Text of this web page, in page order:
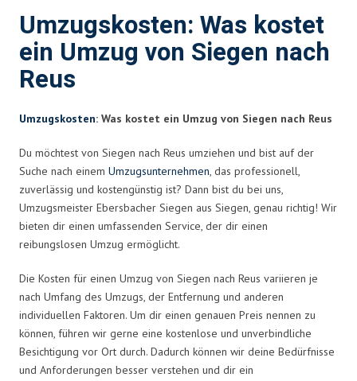
Umzugskosten: Was kostet
ein Umzug von Siegen nach
Reus
Umzugskosten: Was kostet ein Umzug von Siegen nach Reus
Du möchtest von Siegen nach Reus umziehen und bist auf der
Suche nach einem Umzugsunternehmen, das professionell,
zuverlässig und kostengünstig ist? Dann bist du bei uns,
Umzugsmeister Ebersbacher Siegen aus Siegen, genau richtig! Wir
bieten dir einen umfassenden Service, der dir einen
reibungslosen Umzug ermöglicht.
Die Kosten für einen Umzug von Siegen nach Reus variieren je
nach Umfang des Umzugs, der Entfernung und anderen
individuellen Faktoren. Um dir einen genauen Preis nennen zu
können, führen wir gerne eine kostenlose und unverbindliche
Besichtigung vor Ort durch. Dadurch können wir deine Bedürfnisse
und Anforderungen besser verstehen und dir ein